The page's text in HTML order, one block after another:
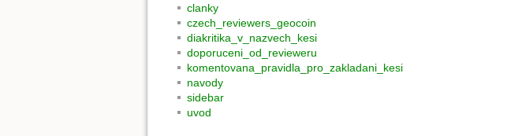
clanky
czech_reviewers_geocoin
diakritika_v_nazvech_kesi
doporuceni_od_revieweru
komentovana_pravidla_pro_zakladani_kesi
navody
sidebar
uvod